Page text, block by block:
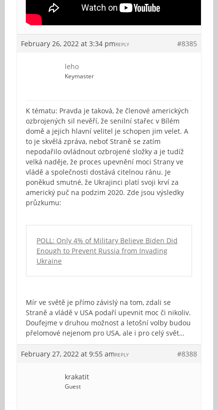
February 26, 2022 at 3:34 pm #8385
REPLY
leho
Keymaster
K tématu: Pravda je taková, že členové amerických
ozbrojených sil nevěří, že senilní stařec v Bílém
domě a jejich hlavní velitel je schopen jim velet. A
to je skvělá zpráva, neboť Straně se zatím
nepodařilo ovládnout ozbrojené složky a je tudíž
velká naděje, že proces upevnění moci Strany ve
vládě a společnosti dostává citelnou ránu. Je
poněkud smutné, že Ukrajinci platí svoji krví za
americký puč na podzim 2020. Zde jsou výsledky
průzkumu:
POLL: Only 4% of Military Believe Biden Did
Enough to Prevent Russia from Invading
Ukraine
Mír ve světě je přímo závislý na tom, zdali se
Straně a vládě v USA podaří upevnit moc či nikoliv.
Doufejme v druhou možnost a letošní volby budou
přelomové nejenom pro USA, ale i pro celý svět…
February 27, 2022 at 9:55 am #8388
REPLY
krakatit
Guest